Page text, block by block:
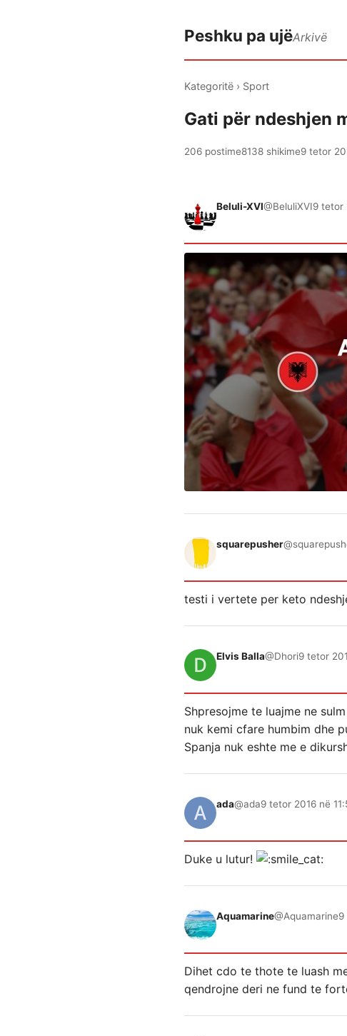
Peshku pa ujëArkivë
Kategoritë › Sport
Gati për ndeshjen
206 postime8138 shikime9 tetor
Beluli-XVI@BeluliXVI9 tetor
squarepusher
testi i vertete per keto
Elvis Balla@Dhori9 tetor
Shpresojme te luajme ne sulm
nuk kemi cfare humbim dhe
Spanja nuk eshte me e
ada@ada9 tetor 2016 në
Duke u lutur!
Aquamarine@Aquamarine9
Dihet cdo te thote te luash
qendrojne deri ne fund te